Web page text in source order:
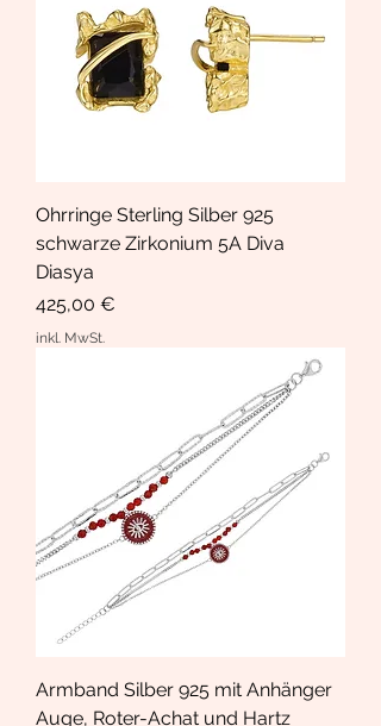
Ohrringe Sterling Silber 925
schwarze Zirkonium 5A Diva
Diasya
Preis
425,00 €
inkl. MwSt.
Armband Silber 925 mit Anhänger
Auge, Roter-Achat und Hartz